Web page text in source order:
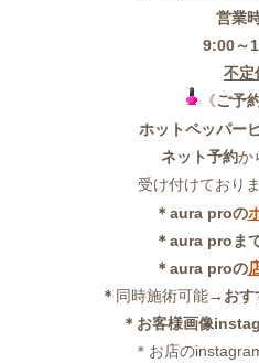
営業
9:00～
不定
《ご予
ホットペッパー
ネット予約か
受け付けており
＊aura proの
＊aura proま
＊aura proの
＊ 同時施術可能→おす
＊お客様画像
＊お店の